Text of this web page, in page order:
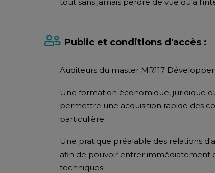
Public et conditions d'accès :
Auditeurs du master MR117
Une formation économique, juridique
permettre une acquisition rapide des
particulière.
Une pratique préalable des relations
afin de pouvoir entrer immédiatement
techniques.